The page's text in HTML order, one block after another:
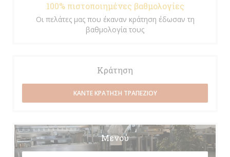
100% πιστοποιημένες βαθμολογίες
Οι πελάτες μας που έκαναν κράτηση έδωσαν τη
βαθμολογία τους
Κράτηση
ΚΆΝΤΕ ΚΡΆΤΗΣΗ ΤΡΑΠΕΖΙΟΎ
Μενού